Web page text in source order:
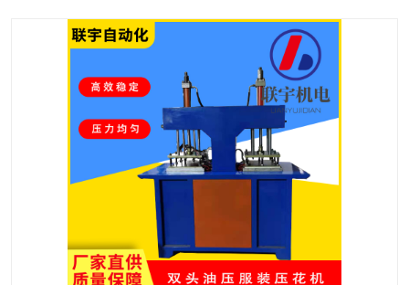
高频压花压标机 自动超声波打片成型机
泡壳包装封口机 海绵产品成型机
其他超声波系列